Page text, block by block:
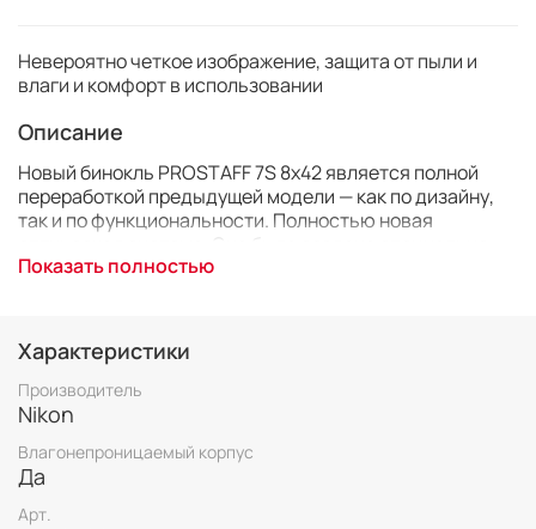
Невероятно четкое изображение, защита от пыли и
влаги и комфорт в использовании
Описание
Новый бинокль PROSTAFF 7S 8x42 является полной
переработкой предыдущей модели — как по дизайну,
так и по функциональности. Полностью новая
для серии PROSTAFF 7S и обеспечивает невероятно
защищенной от запотевания моделью удобно
пользоваться в любую погоду. Бинокли PROSTAFF 7S
предназначены для наблюдения за птицами и дикими
животными. Поэтому комфорт пользования имеет
уделено таким деталям, как накатка на
фокусировочном кольце, позволяющая быстро и
просто настроить фокусировку бинокля.
Показать полностью
Характеристики
Производитель
Nikon
Влагонепроницаемый корпус
Да
Арт.